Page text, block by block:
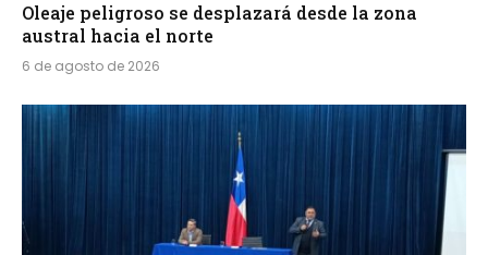
Oleaje peligroso se desplazará desde la zona
austral hacia el norte
6 de agosto de 2026